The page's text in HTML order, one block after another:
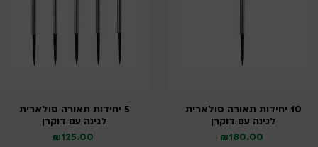
10 יחידות תאורה סולארית
לגינה עם דוקרן
180.00
₪
5 יחידות תאורה סולארית
לגינה עם דוקרן
125.00
₪